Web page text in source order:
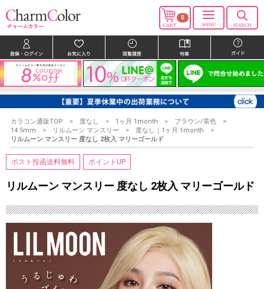
0
カラコン通販TOP 度なし 1ヶ月 1month
ブラウン/茶色
14.5mm
リルムーン マンスリー
度なし｜1ヶ月 1month
リルムーン マンスリー 度なし 2枚入 マリーゴールド
ポスト投函送料無料 ポイントUP
リルムーン マンスリー 度なし 2枚入 マリーゴールド